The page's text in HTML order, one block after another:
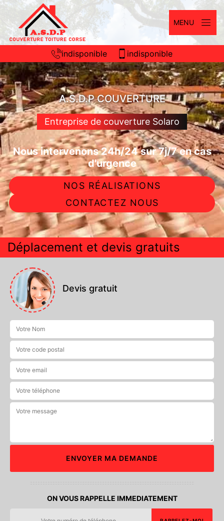
MENU
indisponible indisponible
A.S.D.P COUVERTURE
Entreprise de couverture Solaro
Nous intervenons 24h/24 sur 7j/7 en cas
d'urgence
NOS RÉALISATIONS
CONTACTEZ NOUS
Déplacement et devis gratuits
Devis gratuit
ON VOUS RAPPELLE IMMEDIATEMENT